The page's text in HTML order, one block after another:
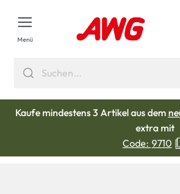
springen
Menü
Kaufe mindestens 3 Artikel aus dem
extra mit
Code: 9710